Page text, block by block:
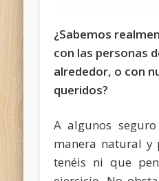
¿Sabemos
con las personas
alrededor, o con
queridos?
A algunos
manera natural y
tenéis ni que